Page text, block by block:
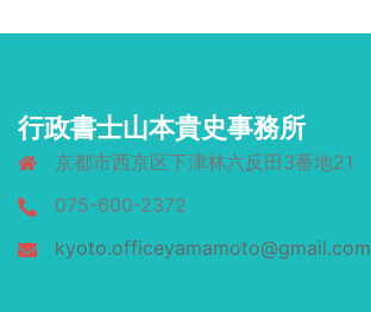
行政書士山本貴史事務所
京都市西京区下津林六反田3番地21
075-600-2372
kyoto.officeyamamoto@gmail.com